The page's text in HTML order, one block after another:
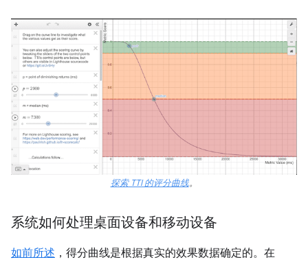
探索 TTI 的评分曲线。
系统如何处理桌面设备和移动设备
如前所述 ，得分曲线是根据真实的效果数据确定的。在